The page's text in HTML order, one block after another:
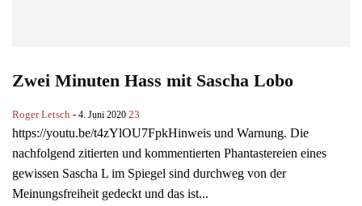
Zwei Minuten Hass mit Sascha Lobo
Roger Letsch - 4. Juni 2020 23
https://youtu.be/t4zYlOU7FpkHinweis und Warnung. Die
nachfolgend zitierten und kommentierten Phantastereien eines
gewissen Sascha L im Spiegel sind durchweg von der
Meinungsfreiheit gedeckt und das ist...